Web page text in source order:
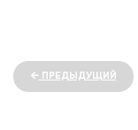
ПРЕДЫДУЩИЙ